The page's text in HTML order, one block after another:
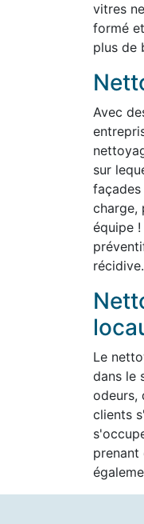
vitres
formé
plus de
Avec
sur
charge,
équipe
Le
dans le
odeurs,
clients
prenant